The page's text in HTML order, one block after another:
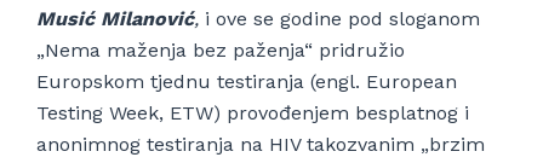
Musić Milanović, i ove se godine pod sloganom
„Nema maženja bez paženja“ pridružio
Europskom tjednu testiranja (engl. European
Testing Week, ETW) provođenjem besplatnog i
anonimnog testiranja na HIV takozvanim „brzim